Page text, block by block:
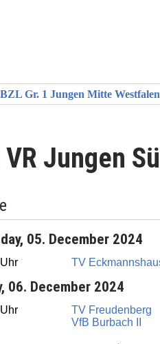
Gr. 1 Jungen Mitte Westfalen
VR Jungen
05. December 2024
TV
06. December 2024
TV Freudenberg
VfB Burbach II